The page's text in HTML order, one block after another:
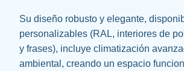
Su diseño robusto y elegante,
personalizables (RAL, interiores de
y frases), incluye climatización
ambiental, creando un espacio